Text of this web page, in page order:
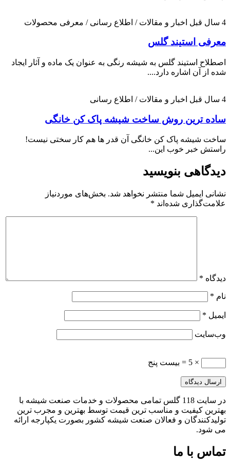
4 سال قبل اخبار و مقالات / اطلاع رسانی / معرفی محصولات
معرفی استیند گلس
اصطلاح استیند گلس به شیشه رنگی به عنوان یک ماده و آثار ایجاد
شده از آن اشاره دارد....
4 سال قبل اخبار و مقالات / اطلاع رسانی
ساده ترین روش ساخت شیشه پاک کن خانگی
ساخت شیشه پاک کن خانگی آن قدر ها هم کار سختی نیست!
راستش خبر خوب این...
دیدگاهی بنویسید
نشانی ایمیل شما منتشر نخواهد شد. بخش‌های موردنیاز
علامت‌گذاری شده‌اند *
دیدگاه *
نام *
ایمیل *
وب‌سایت
× 5 = بیست پنج
در سایت 118 گلس تمامی محصولات و خدمات صنعت شیشه با
بهترین کیفیت و مناسب ترین قیمت توسط بهترین و مجرب ترین
تولیدکنندگان و فعالان صنعت شیشه کشور بصورت یکپارجه ارائه
می شود.
تماس با ما